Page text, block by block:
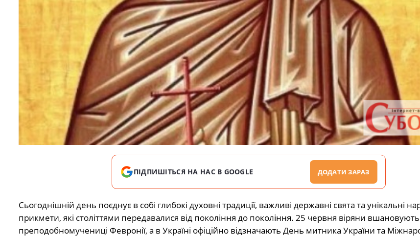
ПІДПИШІТЬСЯ НА НАС В GOOGLE ДОДАТИ ЗАРАЗ
Сьогоднішній день поєднує в собі глибокі духовні традиції, важливі державні свята та унікальні
прикмети, які століттями передавалися від покоління до покоління. 25 червня віряни вшановують
преподобномучениці Февронії, а в Україні офіційно відзначають День митника України та